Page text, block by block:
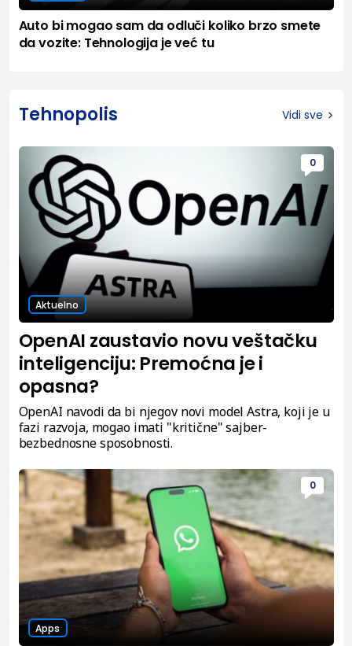
Auto bi mogao sam da odluči koliko brzo smete
da vozite: Tehnologija je već tu
Tehnopolis Vidi sve
0
Aktuelno
OpenAI zaustavio novu veštačku
inteligenciju: Premoćna je i
opasna?
OpenAI navodi da bi njegov novi model Astra, koji je u
fazi razvoja, mogao imati "kritične" sajber-
bezbednosne sposobnosti.
0
Apps